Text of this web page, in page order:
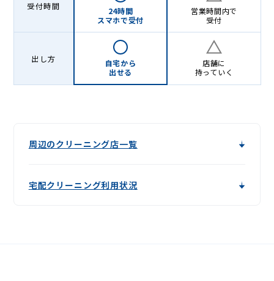
受付時間
24時間
スマホで受付
営業時間内で
受付
出し方
自宅から
出せる
店舗に
持っていく
周辺のクリーニング店一覧
宅配クリーニング利用状況